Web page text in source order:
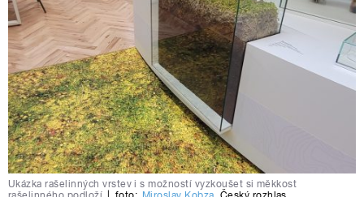
Ukázka rašelinných vrstev i s možností vyzkoušet si měkkost